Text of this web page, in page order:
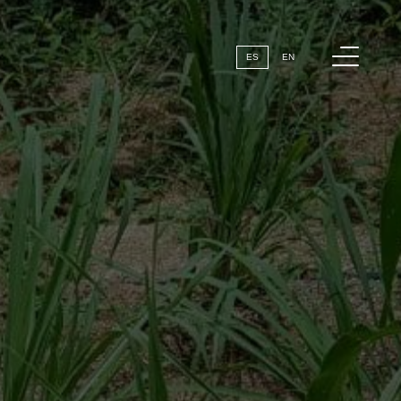
ES EN
Menú